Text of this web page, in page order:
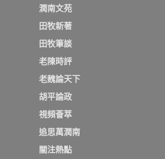
潤南文苑
田牧新著
田牧筆談
老陳時評
老魏論天下
胡平論政
視頻薈萃
追思萬潤南
關注熱點